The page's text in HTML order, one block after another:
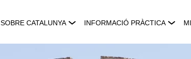
SOBRE CATALUNYA INFORMACIÓ PRÀCTICA